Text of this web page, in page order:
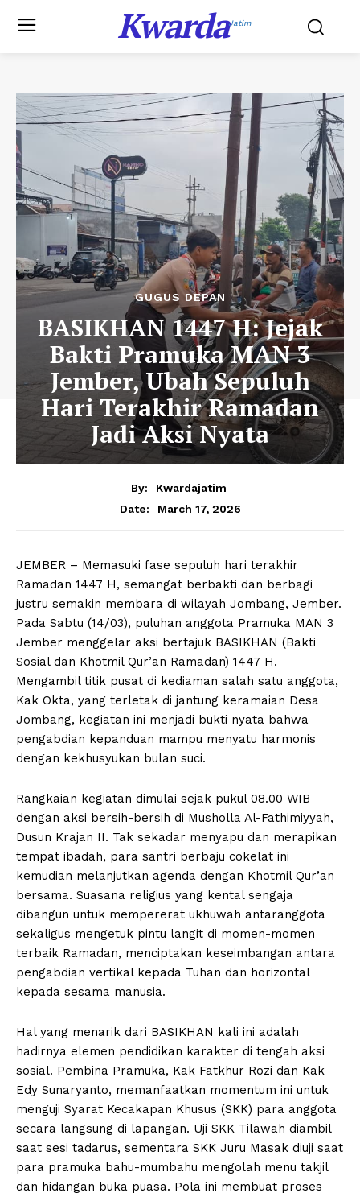
KwardaJatim
GUGUS DEPAN
BASIKHAN 1447 H: Jejak
Bakti Pramuka MAN 3
Jember, Ubah Sepuluh
Hari Terakhir Ramadan
Jadi Aksi Nyata
By:
Kwardajatim
Date:
March 17, 2026
JEMBER – Memasuki fase sepuluh hari terakhir
Ramadan 1447 H, semangat berbakti dan berbagi
justru semakin membara di wilayah Jombang, Jember.
Pada Sabtu (14/03), puluhan anggota Pramuka MAN 3
Jember menggelar aksi bertajuk BASIKHAN (Bakti
Sosial dan Khotmil Qur’an Ramadan) 1447 H.
Mengambil titik pusat di kediaman salah satu anggota,
Kak Okta, yang terletak di jantung keramaian Desa
Jombang, kegiatan ini menjadi bukti nyata bahwa
pengabdian kepanduan mampu menyatu harmonis
dengan kekhusyukan bulan suci.
Rangkaian kegiatan dimulai sejak pukul 08.00 WIB
dengan aksi bersih-bersih di Musholla Al-Fathimiyyah,
Dusun Krajan II. Tak sekadar menyapu dan merapikan
tempat ibadah, para santri berbaju cokelat ini
kemudian melanjutkan agenda dengan Khotmil Qur’an
bersama. Suasana religius yang kental sengaja
dibangun untuk mempererat ukhuwah antaranggota
sekaligus mengetuk pintu langit di momen-momen
terbaik Ramadan, menciptakan keseimbangan antara
pengabdian vertikal kepada Tuhan dan horizontal
kepada sesama manusia.
Hal yang menarik dari BASIKHAN kali ini adalah
hadirnya elemen pendidikan karakter di tengah aksi
sosial. Pembina Pramuka, Kak Fatkhur Rozi dan Kak
Edy Sunaryanto, memanfaatkan momentum ini untuk
menguji Syarat Kecakapan Khusus (SKK) para anggota
secara langsung di lapangan. Uji SKK Tilawah diambil
saat sesi tadarus, sementara SKK Juru Masak diuji saat
para pramuka bahu-mumbahu mengolah menu takjil
dan hidangan buka puasa. Pola ini membuat proses